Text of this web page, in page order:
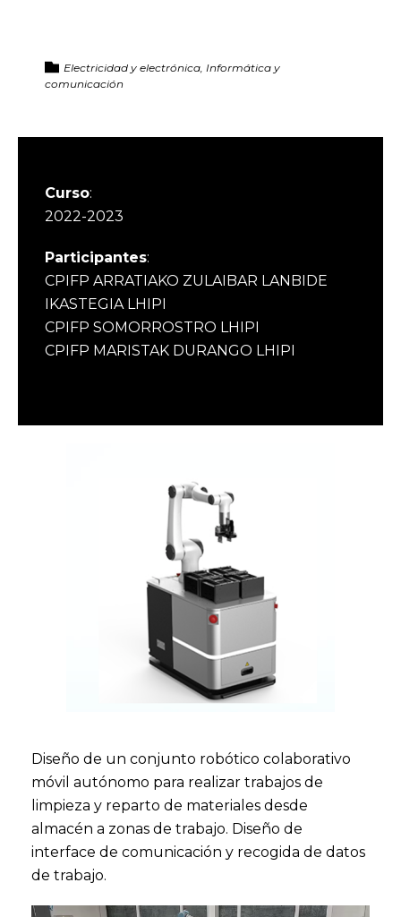
Electricidad y electrónica, Informática y
comunicación
Curso:
2022-2023
Participantes:
CPIFP ARRATIAKO ZULAIBAR LANBIDE
IKASTEGIA LHIPI
CPIFP SOMORROSTRO LHIPI
CPIFP MARISTAK DURANGO LHIPI
Diseño de un conjunto robótico colaborativo
móvil autónomo para realizar trabajos de
limpieza y reparto de materiales desde
almacén a zonas de trabajo. Diseño de
interface de comunicación y recogida de datos
de trabajo.